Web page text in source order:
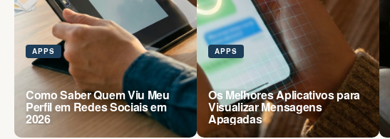
APPS
Como Saber Quem Viu Meu
Perfil em Redes Sociais em
2026
APPS
Os Melhores Aplicativos para
Visualizar Mensagens
Apagadas